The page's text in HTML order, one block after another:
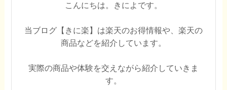
こんにちは。きによです。
当ブログ【きに楽】は楽天のお得情報や、楽天の
商品などを紹介しています。
実際の商品や体験を交えながら紹介していきま
す。